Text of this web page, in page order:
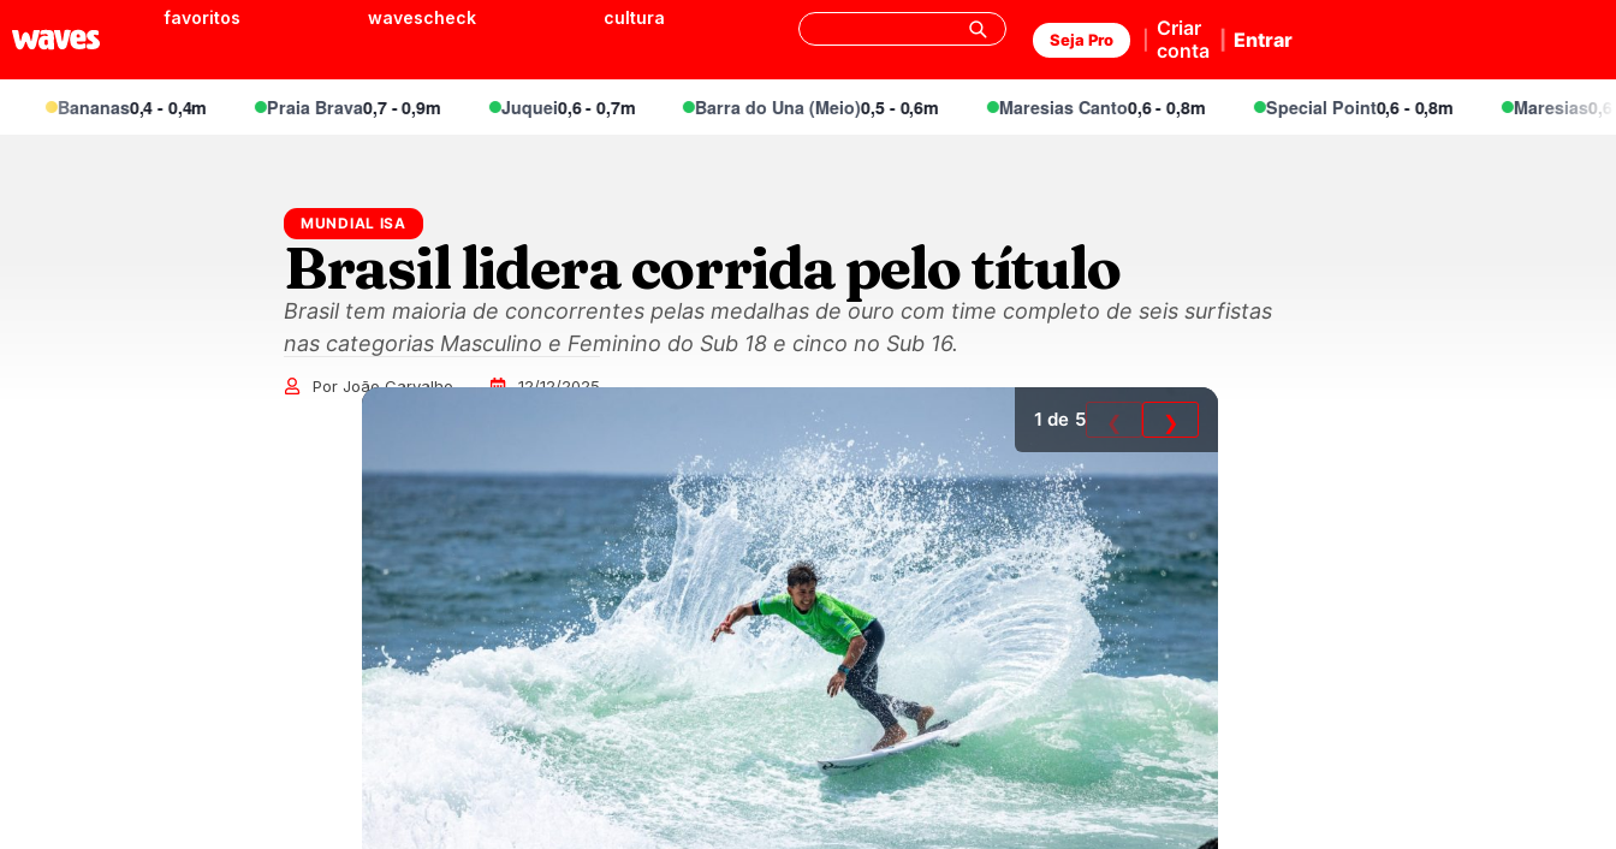
favoritos wavescheck cultura
Seja Pro
Criar
conta
Entrar
Bananas0,4 - 0,4m Praia Brava0,7 - 0,9m Juquei0,6 - 0,7m Barra do Una (Meio)0,5 - 0,6m Maresias Canto0,6 - 0,8m Special Point 0,6 - 0,8m Maresias0,6 -
MUNDIAL ISA
Brasil lidera corrida pelo título
Brasil tem maioria de concorrentes pelas medalhas de ouro com time completo de seis surfistas
nas categorias Masculino e Feminino do Sub 18 e cinco no Sub 16.
Por João Carvalho 12/12/2025
1 de 5 ❮ ❯